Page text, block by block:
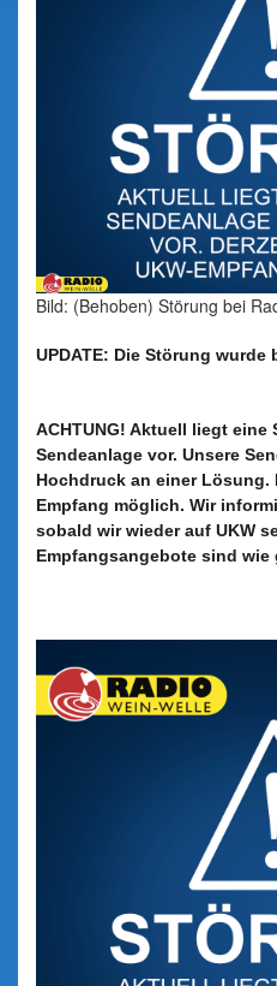
Bild: (Behoben) Störung bei
UPDATE: Die Störung wurde
ACHTUNG! Aktuell liegt eine
Sendeanlage vor. Unsere
Hochdruck an einer Lösung.
Empfang möglich. Wir
sobald wir wieder auf UKW
Empfangsangebote sind wie